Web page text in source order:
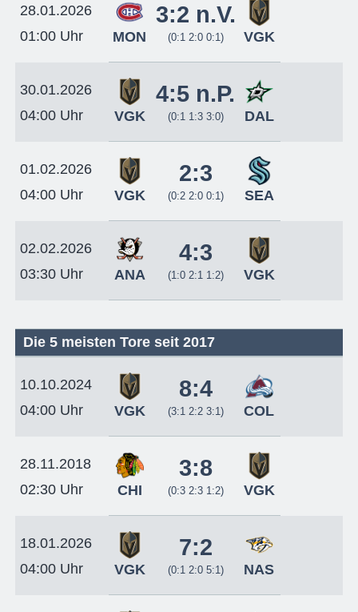
28.01.2026
01:00 Uhr
MON
3:2 n.V.
(0:1 2:0 0:1) VGK
30.01.2026
04:00 Uhr
VGK
4:5 n.P.
(0:1 1:3 3:0) DAL
01.02.2026
04:00 Uhr
VGK
2:3
(0:2 2:0 0:1) SEA
02.02.2026
03:30 Uhr
ANA
4:3
(1:0 2:1 1:2) VGK
Die 5 meisten Tore seit 2017
10.10.2024
04:00 Uhr
VGK
8:4
(3:1 2:2 3:1) COL
28.11.2018
02:30 Uhr
CHI
3:8
(0:3 2:3 1:2) VGK
18.01.2026
04:00 Uhr
VGK
7:2
(0:1 2:0 5:1) NAS